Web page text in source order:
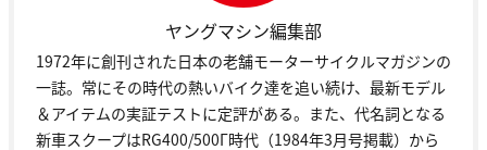
ヤングマシン編集部
1972年に創刊された日本の老舗モーターサイクルマガジンの
一誌。常にその時代の熱いバイク達を追い続け、最新モデル
＆アイテムの実証テストに定評がある。また、代名詞となる
新車スクープはRG400/500Γ時代（1984年3月号掲載）から